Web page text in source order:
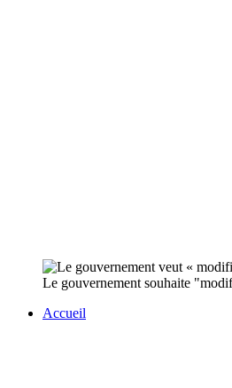
Le gouvernement souhaite
Accueil